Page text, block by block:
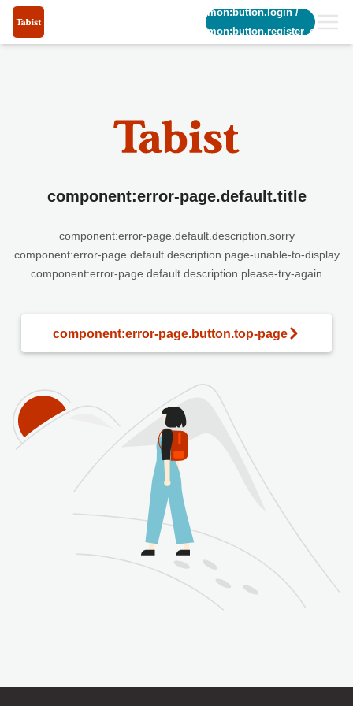
common:button.login/
common:button.register_short
component:error-page.default.title
component:error-page.default.description.sorry
component:error-page.default.description.page-unable-to-display
component:error-page.default.description.please-try-again
component:error-page.button.top-page